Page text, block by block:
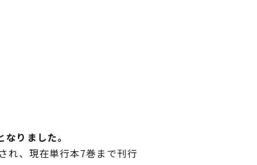
りました。
れ、現在単行本7巻まで刊行